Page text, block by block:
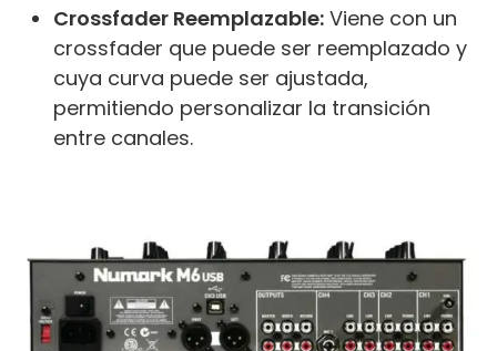
Crossfader Reemplazable: Viene con un
crossfader que puede ser reemplazado y
cuya curva puede ser ajustada,
permitiendo personalizar la transición
entre canales.